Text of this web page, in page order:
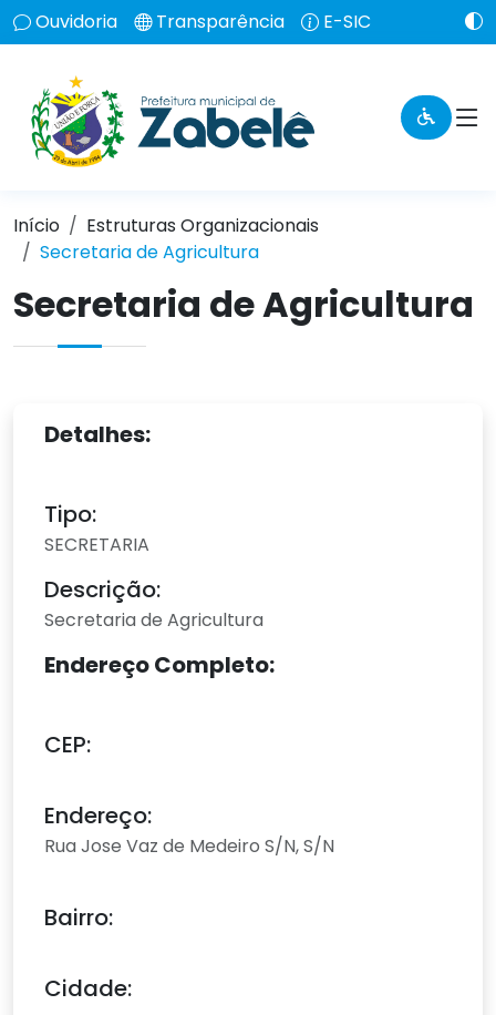
Ouvidoria Transparência E-SIC
Início
Estruturas Organizacionais
Secretaria de Agricultura
Secretaria de Agricultura
Detalhes:
Tipo:
SECRETARIA
Descrição:
Secretaria de Agricultura
Endereço Completo:
CEP:
Endereço:
Rua Jose Vaz de Medeiro S/N, S/N
Bairro:
Cidade: